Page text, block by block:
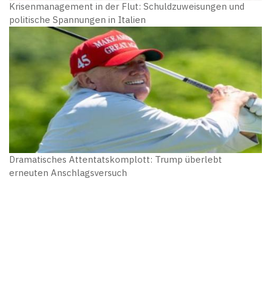
Krisenmanagement in der Flut: Schuldzuweisungen und
politische Spannungen in Italien
Dramatisches Attentatskomplott: Trump überlebt
erneuten Anschlagsversuch